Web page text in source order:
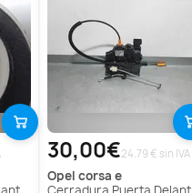
30,00€24.79 € sin IVA
opel corsa e